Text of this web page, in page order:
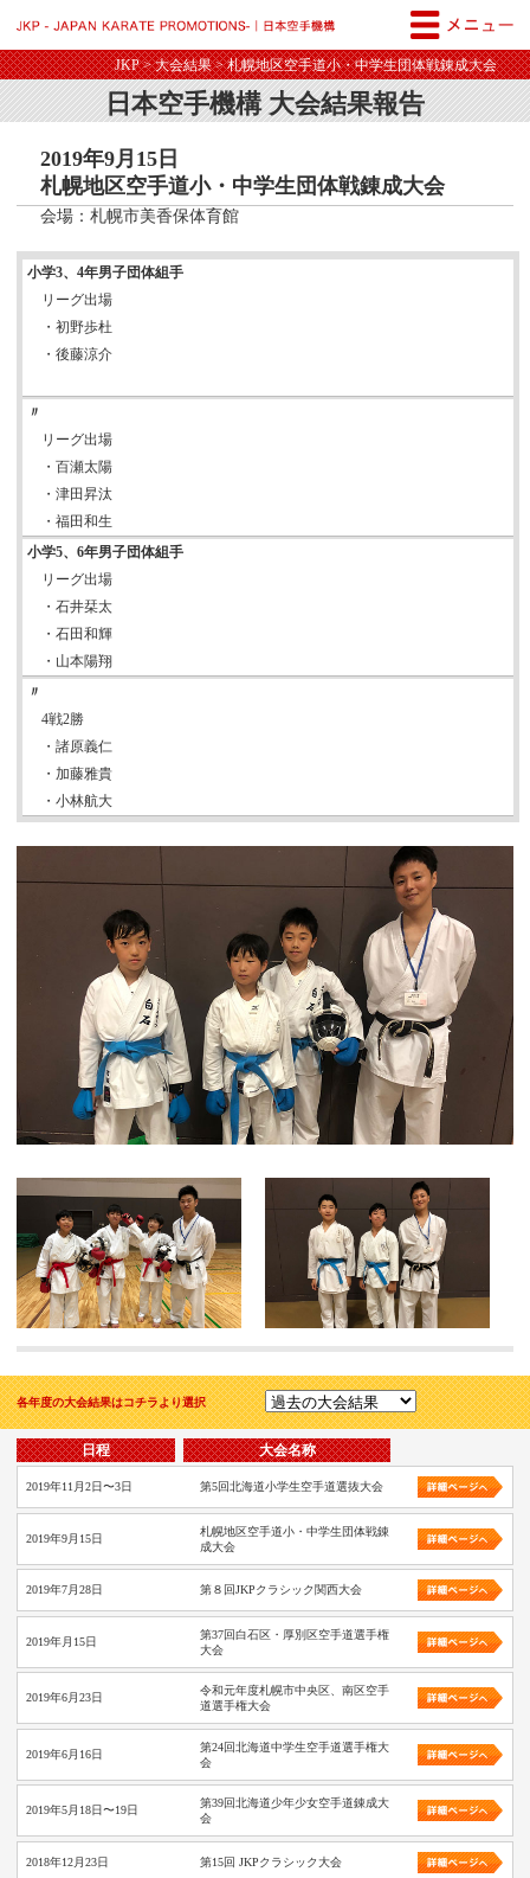
JKP>大会結果> 札幌地区空手道小・中学生団体戦錬成大会
日本空手機構 大会結果報告
2019年9月15日
札幌地区空手道小・中学生団体戦錬成大会
会場：札幌市美香保体育館
小学3、4年男子団体組手
リーグ出場
・初野歩杜
・後藤涼介
〃
リーグ出場
・百瀬太陽
・津田昇汰
・福田和生
小学5、6年男子団体組手
リーグ出場
・石井栞太
・石田和輝
・山本陽翔
〃
4戦2勝
・諸原義仁
・加藤雅貴
・小林航大
各年度の大会結果はコチラより選択
日程 大会名称
2019年11月2日〜3日 第5回北海道小学生空手道選抜大会
2019年9月15日
札幌地区空手道小・中学生団体戦錬
成大会
2019年7月28日 第８回JKPクラシック関西大会
2019年月15日
第37回白石区・厚別区空手道選手権
大会
2019年6月23日
令和元年度札幌市中央区、南区空手
道選手権大会
2019年6月16日
第24回北海道中学生空手道選手権大
会
2019年5月18日〜19日
第39回北海道少年少女空手道錬成大
会
2018年12月23日 第15回 JKPクラシック大会